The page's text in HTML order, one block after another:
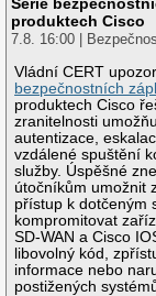
produktech Cisco
7.8. 16:00 |
Vládní CERT
bezpečnostních
produktech Cisco
zranitelnosti
autentizace,
vzdálené spuštění
služby. Úspěšné
útočníkům umožnit
přístup k dotčeným
kompromitovat
SD-WAN a Cisco
libovolný kód,
informace nebo
postižených